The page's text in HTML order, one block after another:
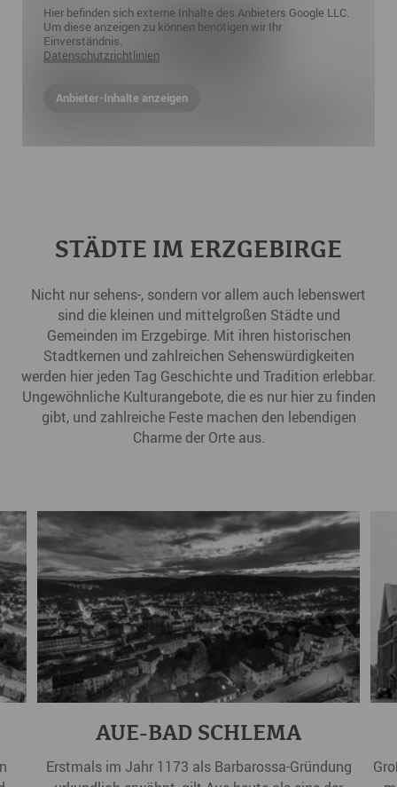
Hier befinden sich externe Inhalte des Anbieters Google LLC.
Um diese anzeigen zu können benötigen wir Ihr
Einverständnis.
Datenschutzrichtlinien
Anbieter-Inhalte anzeigen
STÄDTE IM ERZGEBIRGE
Nicht nur sehens-, sondern vor allem auch lebenswert
sind die kleinen und mittelgroßen Städte und
Gemeinden im Erzgebirge. Mit ihren historischen
Stadtkernen und zahlreichen Sehenswürdigkeiten
werden hier jeden Tag Geschichte und Tradition erlebbar.
Ungewöhnliche Kulturangebote, die es nur hier zu finden
gibt, und zahlreiche Feste machen den lebendigen
Charme der Orte aus.
AUE-BAD SCHLEMA
Erstmals im Jahr 1173 als Barbarossa-Gründung